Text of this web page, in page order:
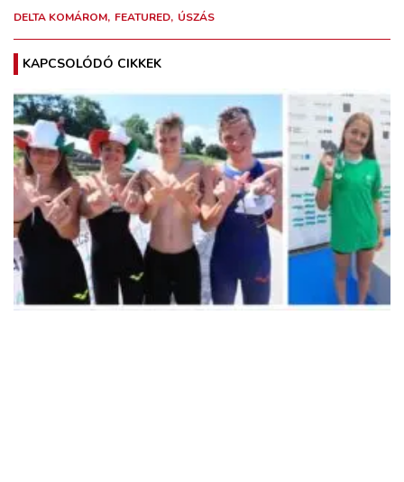
DELTA KOMÁROM FEATURED ÚSZÁS
KAPCSOLÓDÓ CIKKEK